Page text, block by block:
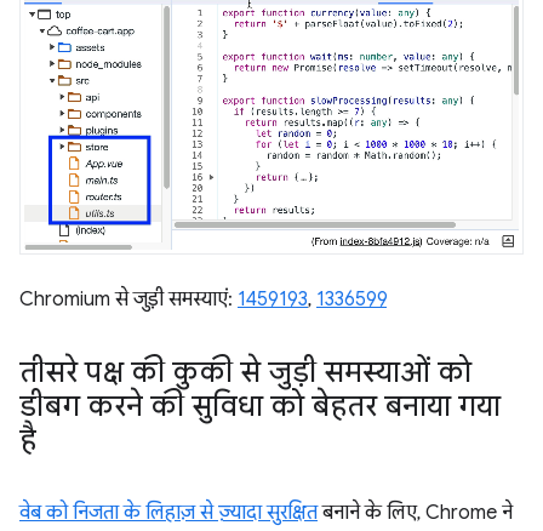
Chromium से जुड़ी समस्याएं: 1459193, 1336599
तीसरे पक्ष की कुकी से जुड़ी समस्याओं को
डीबग करने की सुविधा को बेहतर बनाया गया
है
वेब को निजता के लिहाज़ से ज़्यादा सुरक्षितबनाने के लिए, Chrome ने